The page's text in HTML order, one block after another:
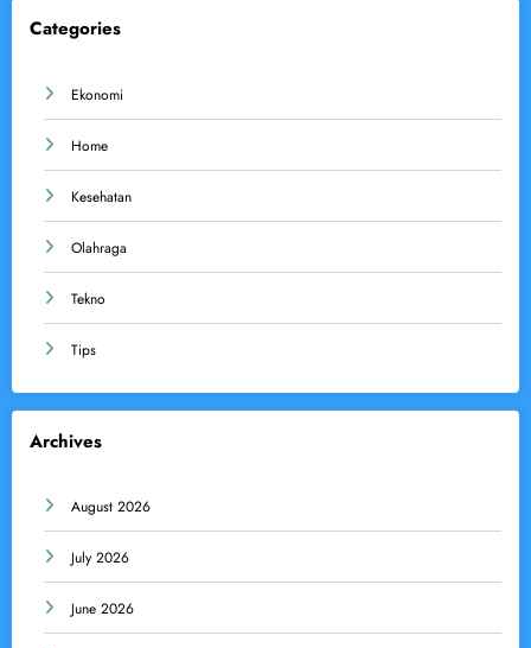
Categories
Ekonomi
Home
Kesehatan
Olahraga
Tekno
Tips
Archives
August 2026
July 2026
June 2026